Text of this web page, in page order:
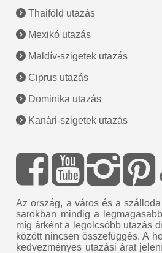
Thaiföld utazás
Mexikó utazás
Maldív-szigetek utazás
Ciprus utazás
Dominika utazás
Kanári-szigetek utazás
Az ország, a város és a
sarokban mindig a
míg árként a legolcsóbb utazás
között nincsen összefüggés. A
kedvezményes utazási árat